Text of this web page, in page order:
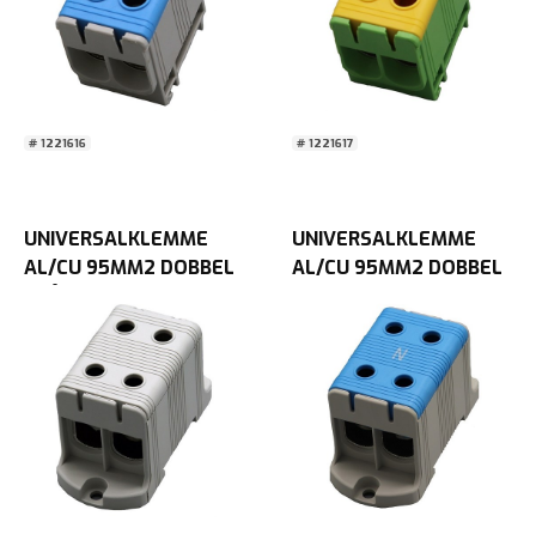
# 1221616 # 1221617
UNIVERSALKLEMME
AL/CU 95MM2 DOBBEL
UNIVERSALKLEMME
AL/CU 95MM2 DOBBEL